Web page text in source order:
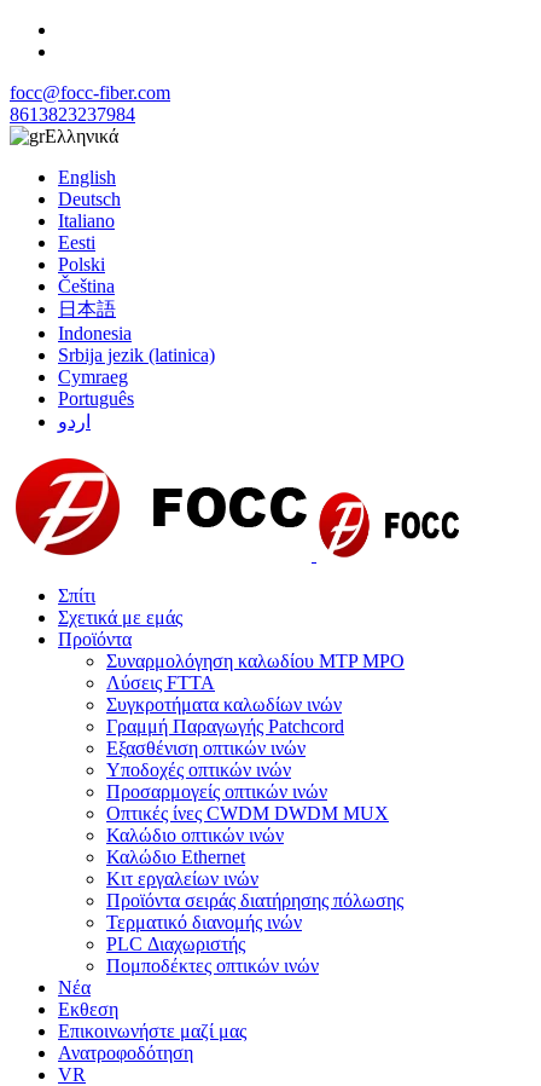
focc@focc-fiber.com
8613823237984
Ελληνικά
English
Deutsch
Italiano
Eesti
Polski
Čeština
日本語
Indonesia
Srbija jezik (latinica)
Cymraeg
Português
اردو
Σπίτι
Σχετικά με εμάς
Προϊόντα
Συναρμολόγηση καλωδίου MTP MPO
Λύσεις FTTA
Συγκροτήματα καλωδίων ινών
Γραμμή Παραγωγής Patchcord
Εξασθένιση οπτικών ινών
Υποδοχές οπτικών ινών
Προσαρμογείς οπτικών ινών
Οπτικές ίνες CWDM DWDM MUX
Καλώδιο οπτικών ινών
Καλώδιο Ethernet
Κιτ εργαλείων ινών
Προϊόντα σειράς διατήρησης πόλωσης
Τερματικό διανομής ινών
PLC Διαχωριστής
Πομποδέκτες οπτικών ινών
Νέα
Εκθεση
Επικοινωνήστε μαζί μας
Ανατροφοδότηση
VR